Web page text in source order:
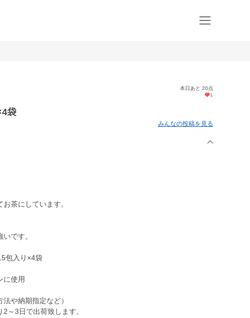
本日あと 20点
1
袋
みんなの投稿を見る
茶にしています。
です。
包入り×4袋
使用
や納期指定など）